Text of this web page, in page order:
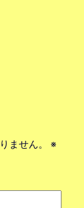
ません。
※